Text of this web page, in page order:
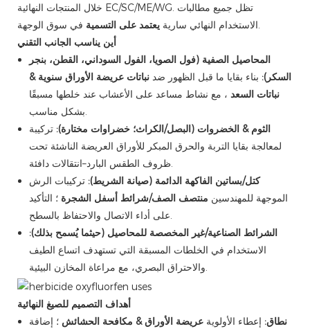
خلال المنتجات النهائية EC/SC/ME/WG. تظل جميع مطالبات
الاستخدام النهائي سارية يعتمد على التسمية
في سوق الوجهة.
أين يناسب الجانب التقني
المحاصيل الصفية (فول الصويا، الفول السوداني، القطن، بنجر
السكر): بناء بقايا ما قبل الظهور ضدنباتات عريضة الأوراق سنوية &
نباتات السعد ، مع نشاط مساعد على الأعشاب عند خلطها مسبقًا
بشكل مناسب.
الثوم & الخضروات (البصل/الكراث؛ خضراوات مختارة):تركيبة
لمعالجة بقايا التربة والحرق المبكر للأوراق العريضة الناشئة تحت
ظروف الطقس البارد–انتقالات دافئة.
كتل/بساتين الفاكهة الدائمة (صيانة الشريط):تركيبات الرش
الموجهة للمهندسين منتصف الصف/شرائط أسفل الشجرة؛ التأكيد
على أداء الاتصال والاحتفاظ بالسطح.
الشرائط الصناعية/غير المخصصة للمحاصيل (حيثما يُسمح بذلك):
الاستخدام في الخلطات المسبقة التي تستهدف اتساع الطيف
والاحتراق البصري، مع مراعاة المخازن البيئية.
أهداف التصميم للصيغ النهائية
نطاق: إعطاء الأولويةعريضة الأوراق & مكافحة الحشائش؛ إضافة